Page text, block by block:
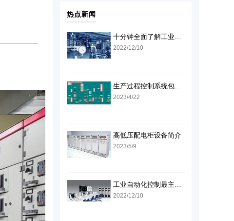
热点新闻
2022/12/10
2023/4/22
高低压配电柜设备简介
2023/5/9
2022/12/10